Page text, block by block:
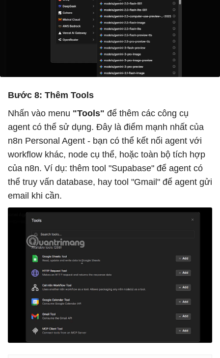
Bước 8: Thêm Tools
Nhấn vào menu "Tools" để thêm các công cụ
agent có thể sử dụng. Đây là điểm mạnh nhất của
n8n Personal Agent - bạn có thể kết nối agent với
workflow khác, node cụ thể, hoặc toàn bộ tích hợp
của n8n. Ví dụ: thêm tool "Supabase" để agent có
thể truy vấn database, hay tool "Gmail" để agent gửi
email khi cần.